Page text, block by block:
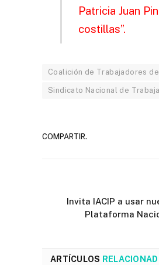
Patricia Juan
costillas”.
Coalición de Trabajadores
Sindicato Nacional de
COMPARTIR.
Invita IACIP a usar
Plataforma
ARTÍCULOS